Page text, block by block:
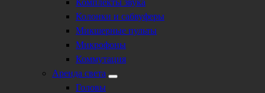
Колонки и сабвуферы
Микшерные пульты
Микрофоны
Коммутация
Аренда света
Головы